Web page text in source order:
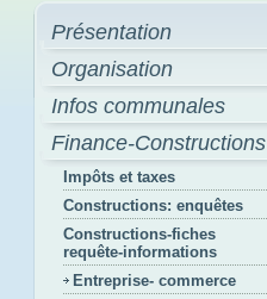
Présentation
Organisation
Infos communales
Finance-Constructions
Impôts et taxes
Constructions: enquêtes
Constructions-fiches
requête-informations
Entreprise- commerce